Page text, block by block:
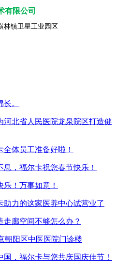
有限公司
林镇卫星工业园区
。
河北省人民医院龙泉院区打造健
体员工准备好啦！
息，福尔卡祝您春节快乐！
！万事如意！
助力的这家医养中心试营业了
走廊空间不够怎么办？
朝阳区中医医院门诊楼
国，福尔卡与您共庆国庆佳节！